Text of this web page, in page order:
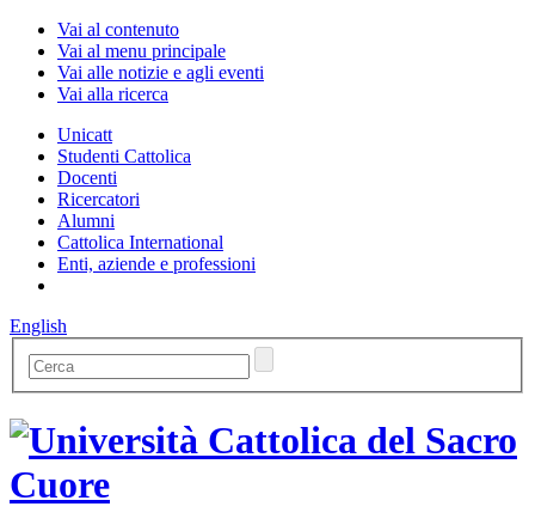
Vai al contenuto
Vai al menu principale
Vai alle notizie e agli eventi
Vai alla ricerca
Unicatt
Studenti Cattolica
Docenti
Ricercatori
Alumni
Cattolica International
Enti, aziende e professioni
English